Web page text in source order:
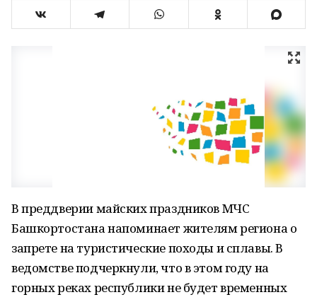
В преддверии майских праздников МЧС
Башкортостана напоминает жителям региона о
запрете на туристические походы и сплавы. В
ведомстве подчеркнули, что в этом году на
горных реках республики не будет временных